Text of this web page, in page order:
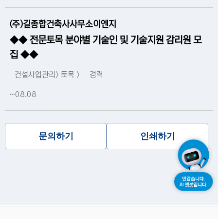
(주)길종합건축사사무소이엔지
◆◆ 전문토목 분야별 기술인 및 기술지원 감리원 모
집 ◆◆
건설사업관리> 토목 > 경력
~08.08
문의하기 인쇄하기